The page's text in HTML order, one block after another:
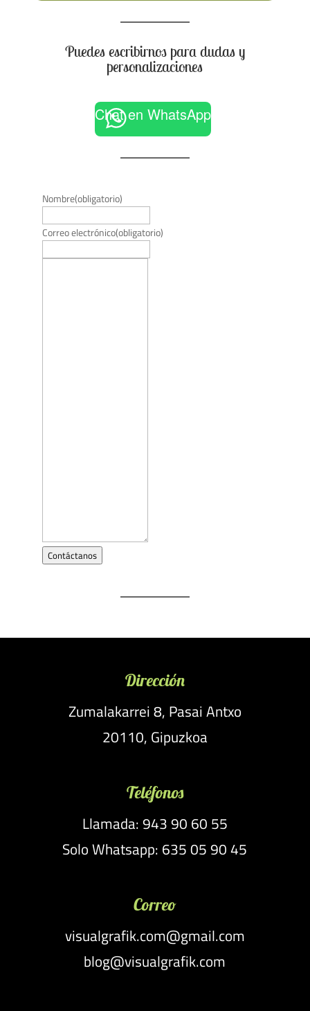
Puedes escribirnos para dudas y
personalizaciones
Chat en WhatsApp
Nombre(obligatorio)
Correo electrónico(obligatorio)
Contáctanos
Dirección
Zumalakarrei 8, Pasai Antxo
20110, Gipuzkoa
Teléfonos
Llamada: 943 90 60 55
Solo Whatsapp: 635 05 90 45
Correo
visualgrafik.com@gmail.com
blog@visualgrafik.com